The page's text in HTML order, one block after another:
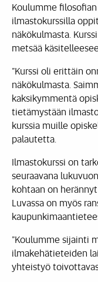
Koulumme
ilmastokurssilla
näkökulmasta.
metsää
”Kurssi oli erittäin
näkökulmasta.
kaksikymmentä
tietämystään
kurssia muille
palautetta.
Ilmastokurssi on
seuraavana
kohtaan on
Luvassa on myös
”Koulumme sijainti
ilmakehätieteiden
yhteistyö